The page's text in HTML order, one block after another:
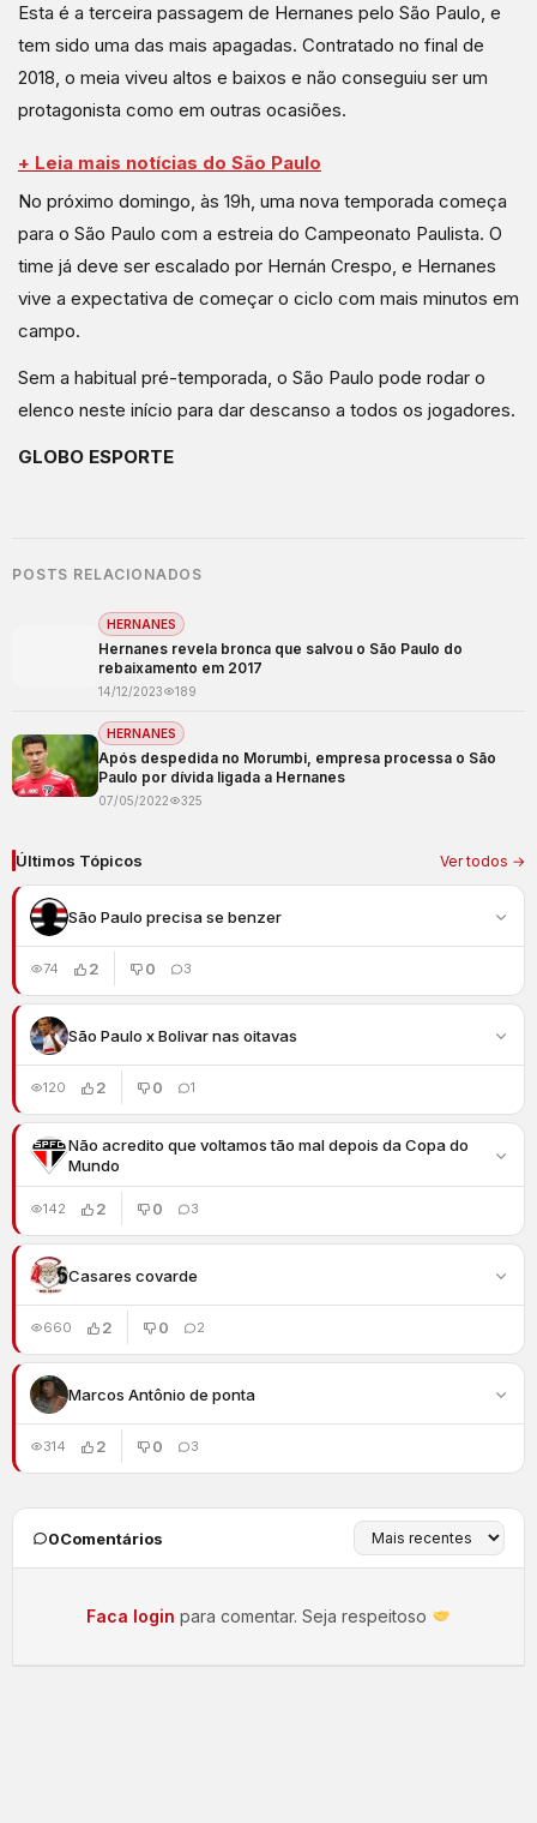
Esta é a terceira passagem de Hernanes pelo São Paulo, e
tem sido uma das mais apagadas. Contratado no final de
2018, o meia viveu altos e baixos e não conseguiu ser um
protagonista como em outras ocasiões.
+ Leia mais notícias do São Paulo
No próximo domingo, às 19h, uma nova temporada começa
para o São Paulo com a estreia do Campeonato Paulista. O
time já deve ser escalado por Hernán Crespo, e Hernanes
vive a expectativa de começar o ciclo com mais minutos em
campo.
Sem a habitual pré-temporada, o São Paulo pode rodar o
elenco neste início para dar descanso a todos os jogadores.
GLOBO ESPORTE
POSTS RELACIONADOS
HERNANES
Hernanes revela bronca que salvou o São Paulo do
rebaixamento em 2017
14/12/2023 189
HERNANES
Após despedida no Morumbi, empresa processa o São
Paulo por dívida ligada a Hernanes
07/05/2022 325
Últimos Tópicos Ver todos →
São Paulo precisa se benzer
74 2 0 3
São Paulo x Bolivar nas oitavas
120 2 0 1
Não acredito que voltamos tão mal depois da Copa do
Mundo
142 2 0 3
Casares covarde
660 2 0 2
Marcos Antônio de ponta
314 2 0 3
0Comentários
Faca login para comentar. Seja respeitoso